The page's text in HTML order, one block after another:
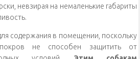
невзирая на немаленькие габариты
содержания в помещении, поскольку
не способен защитить от